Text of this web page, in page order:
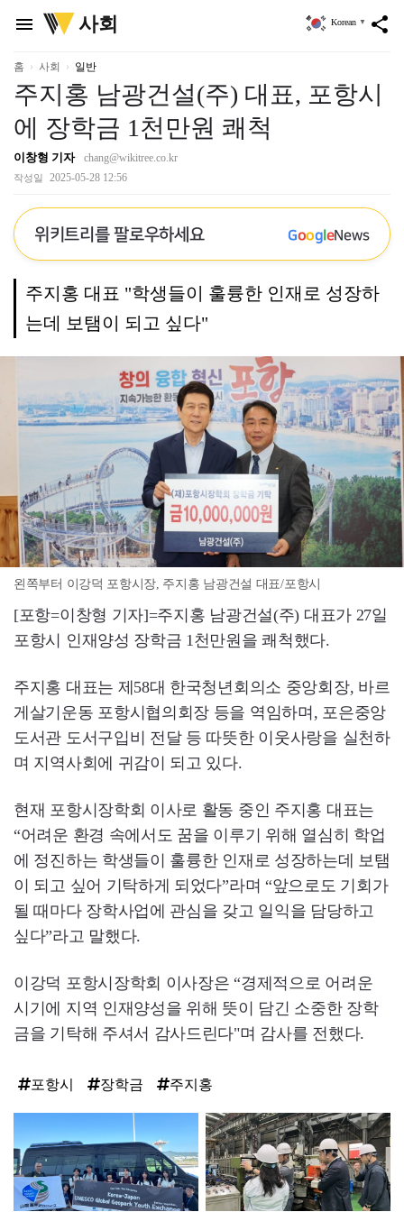
menu
위
키
리
사회 share
Korean ▼
홈 사회 일반
주지홍 남광건설(주) 대표, 포항시
에 장학금 1천만원 쾌척
이창형 기자 chang@wikitree.co.kr
작성일 2025-05-28 12:56
위키트리를 팔로우하세요 GoogleNews
주지홍 대표 "학생들이 훌륭한 인재로 성장하
는데 보탬이 되고 싶다"
왼쪽부터 이강덕 포항시장, 주지홍 남광건설 대표/포항시
[포항=이창형 기자]=주지홍 남광건설(주) 대표가 27일
포항시 인재양성 장학금 1천만원을 쾌척했다.
주지홍 대표는 제58대 한국청년회의소 중앙회장, 바르
게살기운동 포항시협의회장 등을 역임하며, 포은중앙
도서관 도서구입비 전달 등 따뜻한 이웃사랑을 실천하
며 지역사회에 귀감이 되고 있다.
현재 포항시장학회 이사로 활동 중인 주지홍 대표는
“어려운 환경 속에서도 꿈을 이루기 위해 열심히 학업
에 정진하는 학생들이 훌륭한 인재로 성장하는데 보탬
이 되고 싶어 기탁하게 되었다”라며 “앞으로도 기회가
될 때마다 장학사업에 관심을 갖고 일익을 담당하고
싶다”라고 말했다.
이강덕 포항시장학회 이사장은 “경제적으로 어려운
시기에 지역 인재양성을 위해 뜻이 담긴 소중한 장학
금을 기탁해 주셔서 감사드린다"며 감사를 전했다.
포항시 장학금 주지홍
라
인